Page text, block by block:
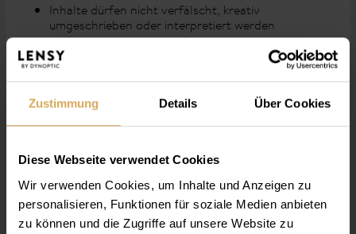
Zustimmung Details Über Cookies
Diese Webseite verwendet Cookies
Wir verwenden Cookies, um Inhalte und Anzeigen zu
personalisieren, Funktionen für soziale Medien anbieten
zu können und die Zugriffe auf unsere Website zu
Inhalte dürfen nicht verfälscht, kreativ
umgeschrieben oder interpretiert werden
Es dürfen keine Preise, Produkte oder
Verfügbarkeiten erfunden werden
Inhalte sind sprach- und regionalkorrekt (CH-
verwendet werden
Medizinischer Hinweis